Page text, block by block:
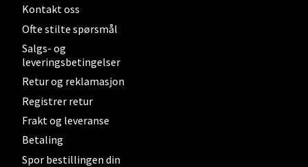
Kontakt oss
Ofte stilte spørsmål
Salgs- og
leveringsbetingelser
Retur og reklamasjon
Registrer retur
Frakt og leveranse
Betaling
Spor bestillingen din
Bergen - Galleriet
Torgalmenningen 8, 5014 Bergen
Åpent i dag 09-21